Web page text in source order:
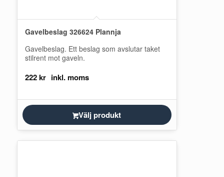
Gavelbeslag 326624 Plannja
Gavelbeslag. Ett beslag som avslutar taket
stilrent mot gaveln.
222kr
Välj produkt